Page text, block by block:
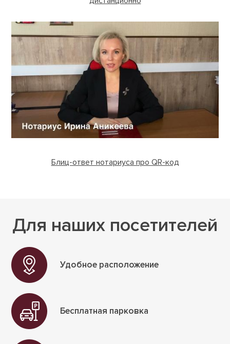
Блиц-ответ нотариуса
про QR-код
Блиц-ответ нотариуса про QR-код
Для наших посетителей
Удобное располо­жение
Бесплатная парковка